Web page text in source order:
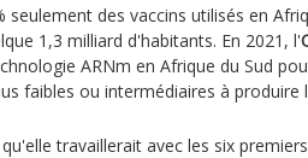
seulement des vaccins utilisés en
1,3 milliard d'habitants. En 2021, l'
ARNm en Afrique du Sud
faibles ou intermédiaires à produire
travaillerait avec les six